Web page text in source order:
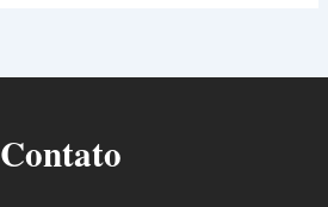
Contato